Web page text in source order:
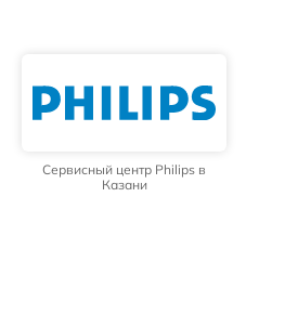
Сервисный центр Philips в
Казани